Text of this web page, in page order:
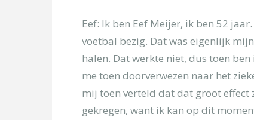
[/group]
[group
Eef: Ik ben Eef Meijer, ik ben 52
voetbal bezig. Dat was eigenlijk
halen. Dat werkte niet, dus toen
me toen doorverwezen naar het
mij toen verteld dat dat groot effect
gekregen, want ik kan op dit